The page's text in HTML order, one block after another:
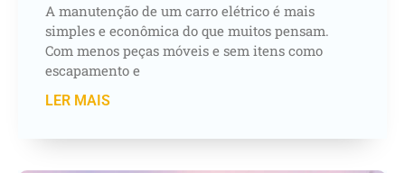
A manutenção de um carro elétrico é mais
simples e econômica do que muitos pensam.
Com menos peças móveis e sem itens como
escapamento e
LER MAIS